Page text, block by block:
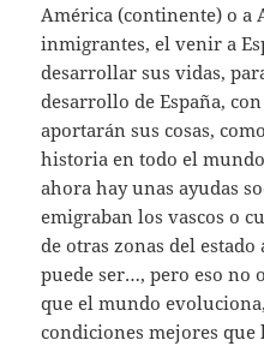
América (continente) o a
inmigrantes, el venir a
desarrollar sus vidas,
desarrollo de España,
aportarán sus cosas,
historia en todo el
ahora hay unas ayudas
emigraban los vascos o
de otras zonas del
puede ser…, pero eso no
que el mundo
condiciones mejores que